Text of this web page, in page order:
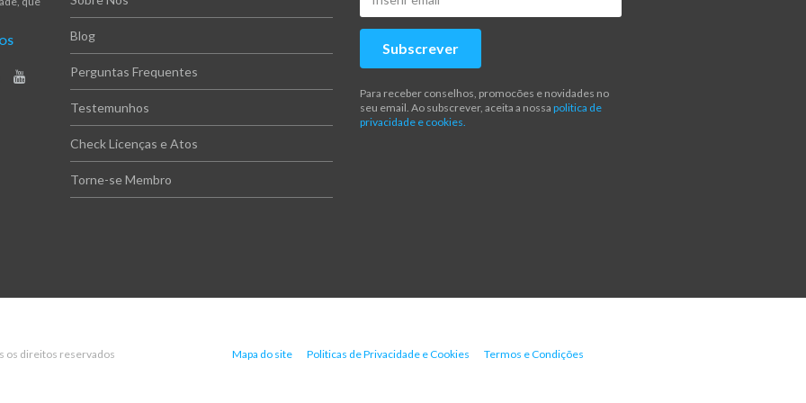
Blog
Perguntas Frequentes
Testemunhos
Check Licenças e Atos
Torne-se Membro
Subscrever
Para receber conselhos, promocões e novidades no
seu email. Ao subscrever, aceita a nossa politica de
privacidade e cookies.
os direitos reservados Mapa do site Politicas de Privacidade e Cookies Termos e Condições